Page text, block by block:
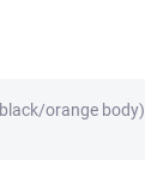
orange body)